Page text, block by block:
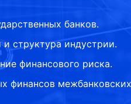
банков.
и структура индустрии.
финансового риска.
финансов